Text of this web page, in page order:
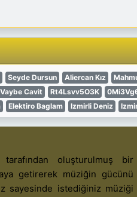
Seyde Dursun Aliercan Kız
Vaybe Cavit Rt4Lsvv5O3K
Elektiro Baglam Izmirli Deniz
oluşturulmuş bir
getirerek müziğin gücünü
sayesinde istediğiniz müziği